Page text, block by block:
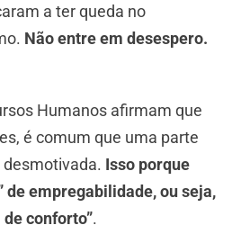
a ter queda no
Não entre em desespero.
Humanos afirmam que
é comum que uma parte
Isso porque
de empregabilidade, ou seja,
conforto”.